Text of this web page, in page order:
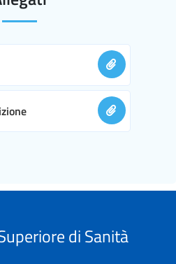
di Sanità